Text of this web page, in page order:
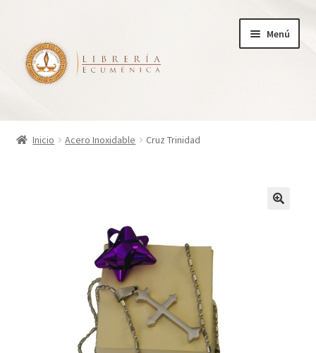
la
navegación
contenido
Menú
Inicio
Finalizar compra
¿Quienes somos?
Política de privacidad
Inicio Acero Inoxidable Cruz Trinidad